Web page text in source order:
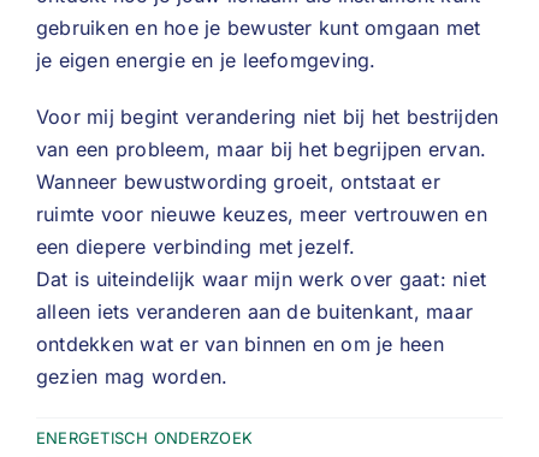
gebruiken en hoe je bewuster kunt omgaan met
je eigen energie en je leefomgeving.
Voor mij begint verandering niet bij het bestrijden
van een probleem, maar bij het begrijpen ervan.
Wanneer bewustwording groeit, ontstaat er
ruimte voor nieuwe keuzes, meer vertrouwen en
een diepere verbinding met jezelf.
Dat is uiteindelijk waar mijn werk over gaat: niet
alleen iets veranderen aan de buitenkant, maar
ontdekken wat er van binnen en om je heen
gezien mag worden.
ENERGETISCH ONDERZOEK